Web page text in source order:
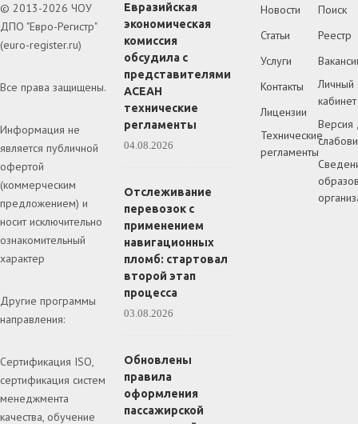
© 2013-2026 ЧОУ
ДПО "Евро-Регистр"
(euro-register.ru)
Все права защищены.
Информация не
является публичной
офертой
(коммерческим
предложением) и
носит исключительно
ознакомительный
характер
Другие программы
направления:
Сертификация ISO,
сертификация систем
менеджмента
качества, обучение
Евразийская
экономическая
комиссия
обсудила с
представителями
АСЕАН
технические
регламенты
04.08.2026
Отслеживание
перевозок с
применением
навигационных
пломб: стартовал
второй этап
процесса
03.08.2026
Обновлены
правила
оформления
пассажирской
Новости
Статьи
Услуги
Контакты
Лицензии
Технические
регламенты
Поиск
Реестр
Личный
кабинет
Версия